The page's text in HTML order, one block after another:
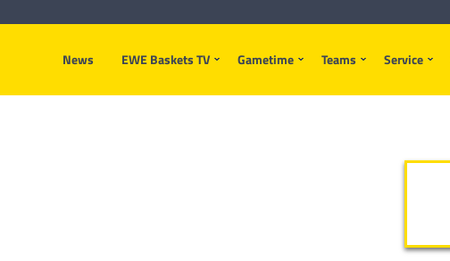
News EWE Baskets TV Gametime Teams Service